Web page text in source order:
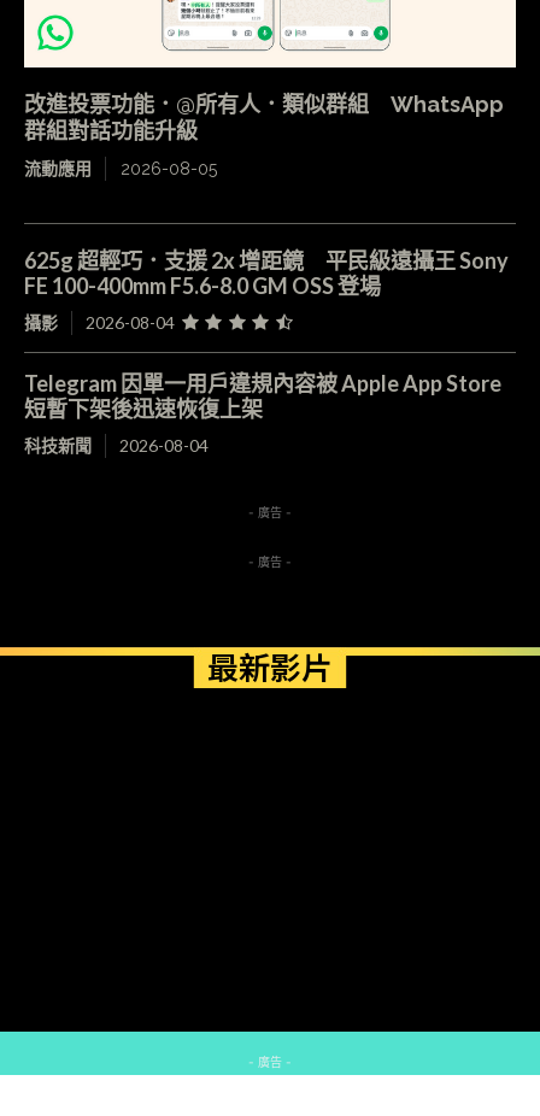
改進投票功能．@所有人．類似群組 WhatsApp
群組對話功能升級
流動應用 2026-08-05
625g 超輕巧．支援 2x 增距鏡 平民級遠攝王 Sony
FE 100-400mm F5.6-8.0 GM OSS 登場
攝影 2026-08-04
Telegram 因單一用戶違規內容被 Apple App Store
短暫下架後迅速恢復上架
科技新聞 2026-08-04
- 廣告 -
- 廣告 -
最新影片
- 廣告 -